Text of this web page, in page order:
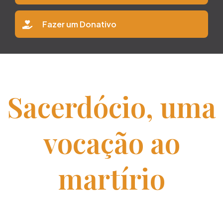
Fazer um Donativo
Sacerdócio, uma
vocação ao
martírio